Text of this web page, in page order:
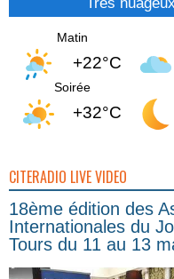
Matin
+22°C
Soirée
+32°C
CITERADIO LIVE VIDEO
18ème édition des
Internationales du
Tours du 11 au 13